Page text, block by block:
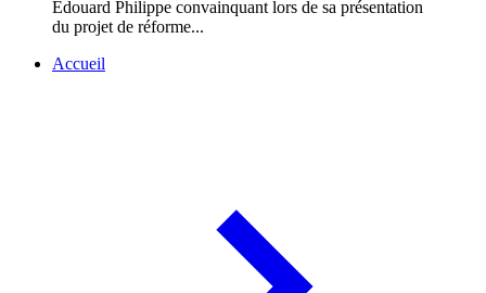
Édouard Philippe convainquant lors de sa présentation
du projet de réforme...
Accueil